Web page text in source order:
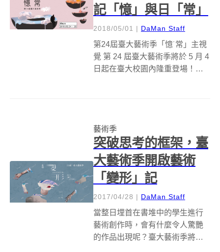
記「憶」與日「常」
2018/05/01 | DaMan Staff
第24屆臺大藝術季「憶˙常」主視
覺 第 24 屆臺大藝術季將於 5 月 4
日起在臺大校園內隆重登場！本
活動總召集人鄭宇傑表示，人...
藝術季
突破思考的框架，臺
大藝術季開啟藝術
「變形」記
2017/04/28 | DaMan Staff
當整日埋首在書堆中的學生進行
藝術創作時，會有什麼令人驚艷
的作品出現呢？臺大藝術季將突